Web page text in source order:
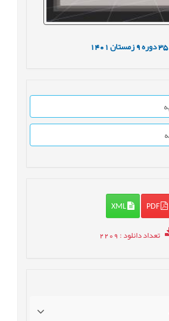
دوره9 زمستان1401
PDF
XML
تعداد دانلود: 2209